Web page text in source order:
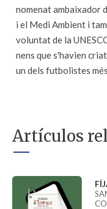
nomenat ambaixador
i el Medi Ambient i
voluntat de la
nens que s'havien
un dels futbolistes
Artículos